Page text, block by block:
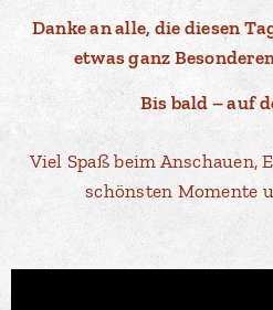
Danke an alle, die diesen
etwas ganz
Bis bald – auf
Viel Spaß beim Anschauen,
schönsten Momente